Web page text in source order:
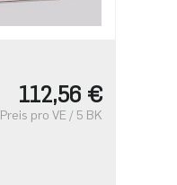
112,56 €
Preis pro VE / 5 BK